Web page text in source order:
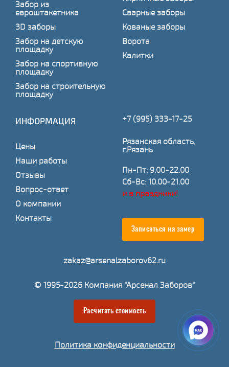
Забор из
евроштакетника
3D заборы
Забор на детскую
площадку
Забор на спортивную
площадку
Забор на строительную
площадку
Сварные заборы
Кованые заборы
Ворота
Калитки
ИНФОРМАЦИЯ
Цены
Наши работы
Отзывы
Вопрос-ответ
О компании
Контакты
+7 (995) 333-17-25
Рязанская область,
г.Рязань
Пн-Пт: 9.00-22.00
Сб-Вс: 10.00-21.00
и в праздники!
Записаться на замер
zakaz@arsenalzaborov62.ru
© 1995-2026 Компания "Арсенал Заборов"
Расчитать стоимость
Политика конфиденциальности